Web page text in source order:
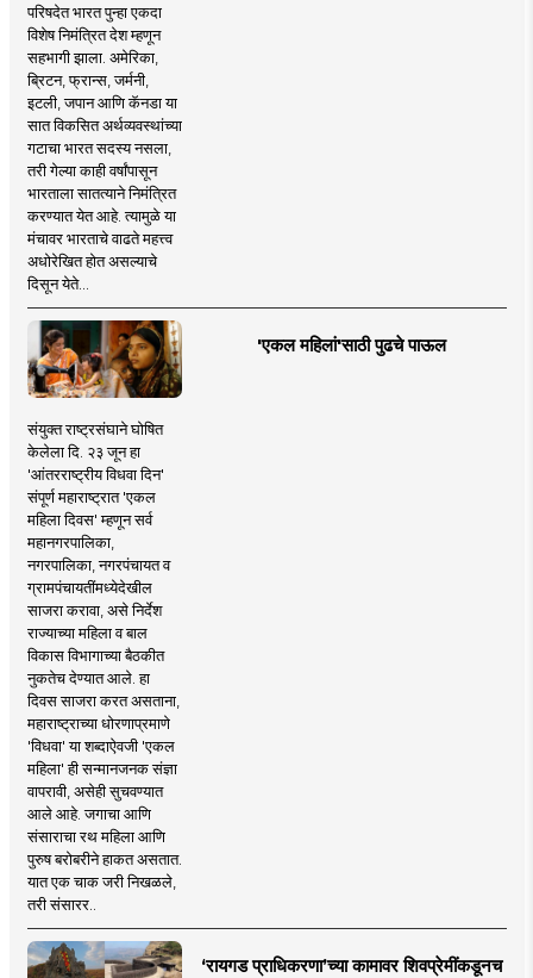
परिषदेत भारत पुन्हा एकदा
विशेष निमंत्रित देश म्हणून
सहभागी झाला. अमेरिका,
ब्रिटन, फ्रान्स, जर्मनी,
इटली, जपान आणि कॅनडा या
सात विकसित अर्थव्यवस्थांच्या
गटाचा भारत सदस्य नसला,
तरी गेल्या काही वर्षांपासून
भारताला सातत्याने निमंत्रित
करण्यात येत आहे. त्यामुळे या
मंचावर भारताचे वाढते महत्त्व
अधोरेखित होत असल्याचे
दिसून येते...
'एकल महिलां'साठी पुढचे पाऊल
संयुक्त राष्ट्रसंघाने घोषित
केलेला दि. २३ जून हा
'आंतरराष्ट्रीय विधवा दिन'
संपूर्ण महाराष्ट्रात 'एकल
महिला दिवस' म्हणून सर्व
महानगरपालिका,
नगरपालिका, नगरपंचायत व
ग्रामपंचायतींमध्येदेखील
साजरा करावा, असे निर्देश
राज्याच्या महिला व बाल
विकास विभागाच्या बैठकीत
नुकतेच देण्यात आले. हा
दिवस साजरा करत असताना,
महाराष्ट्राच्या धोरणाप्रमाणे
'विधवा' या शब्दाऐवजी 'एकल
महिला' ही सन्मानजनक संज्ञा
वापरावी, असेही सुचवण्यात
आले आहे. जगाचा आणि
संसाराचा रथ महिला आणि
पुरुष बरोबरीने हाकत असतात.
यात एक चाक जरी निखळले,
तरी संसारर..
‘रायगड प्राधिकरणा’च्या कामावर शिवप्रेमींकडूनच